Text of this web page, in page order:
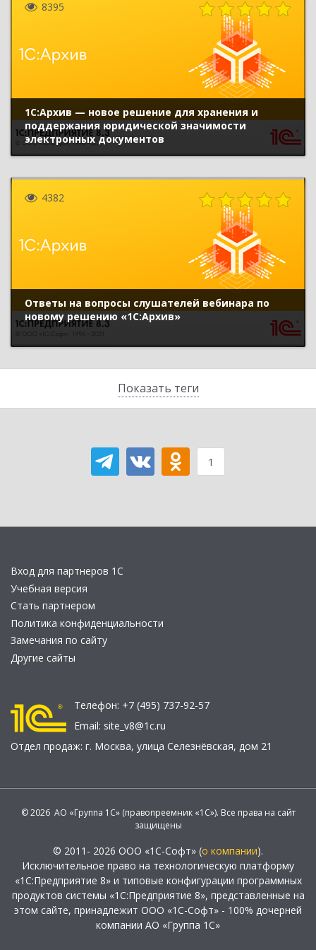
Показать теги
8395
1С:Архив — новое решение для хранения и
поддержания юридической значимости
электронных документов
4382
Ответы на вопросы слушателей вебинара по
новому решению «1С:Архив»
1
Вход для партнеров 1С
Учебная версия
Стать партнером
Политика конфиденциальности
Замечания по сайту
Другие сайты
Телефон: +7 (495) 737-92-57
Email: site_v8@1c.ru
Отдел продаж: г. Москва, улица Селезнёвская, дом 21
© 2026 АО «Группа 1С» (правопреемник «1С»). Все права на сайт
защищены
© 2011- 2026 ООО «1С-Софт» (о компании).
Исключительное право на технологическую платформу
«1С:Предприятие 8» и типовые конфигурации программных
продуктов системы «1С:Предприятие 8», представленные на
этом сайте, принадлежит ООО «1С-Софт» - 100% дочерней
компании АО «Группа 1С»